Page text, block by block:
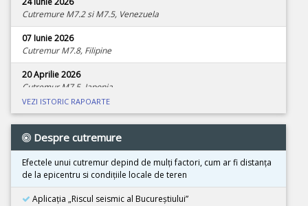
Cutremure M7.2 si M7.5, Venezuela
07 Iunie 2026
Cutremur M7.8, Filipine
20 Aprilie 2026
Cutremur M7.5, Japonia
08 Aprilie 2026
Cutremur M4.0, Zona seismica Vrancea
01 Aprilie 2026
Cutremur M7.4, Marea Molucca, Indonezia
30 Martie 2026
Cutremur M7.3, Vanuatu
VEZI ISTORIC RAPOARTE
Despre cutremure
Efectele unui cutremur depind de mulţi factori, cum ar fi distanţa
de la epicentru si condiţiile locale de teren
Aplicația „Riscul seismic al Bucureștiului”